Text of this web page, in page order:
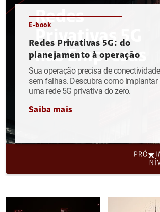
E-book
Redes Privativas 5G: do
planejamento à operação
Sua operação precisa de conectividade
sem falhas. Descubra como implantar
uma rede 5G privativa do zero.
Saiba mais